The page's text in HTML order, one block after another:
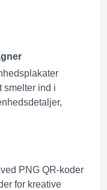
smelter ind i
PNG QR-koder
for kreative